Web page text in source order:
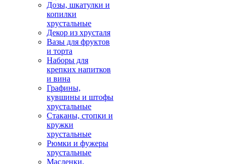
Дозы, шкатулки и
копилки
хрустальные
Декор из хрусталя
Вазы для фруктов
и торта
Наборы для
крепких напитков
и вина
Графины,
кувшины и штофы
хрустальные
Стаканы, стопки и
кружки
хрустальные
Рюмки и фужеры
хрустальные
Масленки,